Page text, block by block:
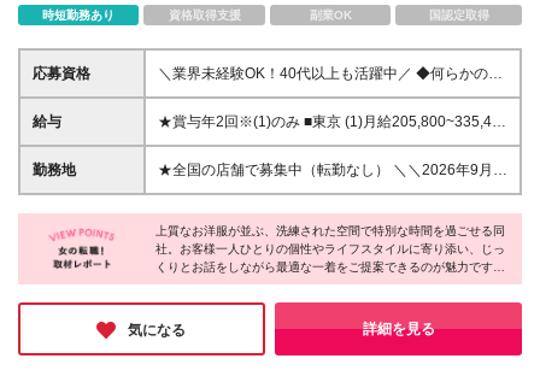
時短勤務あり
資格取得支援 副業OK 国認定取得
応募資格
＼業界未経験OK！40代以上も活躍中／ ◆何らかの接
客・販売経験をお持ちの方 ◆学歴不問 ★オープニン
グスタッフとして、店舗立ち上げフェーズもお任せで
に携わる仕事がしたい ◎やりがいを感じながら働き
たい ◎人と接することが好き ※契約の更新有（契約
給与
★賞与年2回※(1)のみ ■東京 (1)月給205,800~335,400
円 想定年収380~570万円 (2)時給1163~1430円 ■さ
いたま市 (1)月給205,800~329,100円 想定年収
1058~1400円 ■大阪市 (1)月給205,800~329,100円
想定年収380~560万円 (2)時給1114~1400円 ■大阪府
（大阪市を除く） (1)月給205,800~323,700円 想定
給191,400円~317,400円 想定年収350~530万円 (1)
時給1140円～1330円 ■札幌市・静岡県 (1)月給
183,300~312,000円 想定年収350~530万円 (2)時給
勤務地
★全国の店舗で募集中（転勤なし） ＼＼2026年9月オ
ープン予定！／／ ■浜松遠鉄店 静岡県浜松市中央区砂
山町320−2 浜松遠鉄3F ＼＼下記にてオープニング
スタッフ募集中／／ 東急吉祥寺店、新潟伊勢丹店、
札幌大丸店、三越豊田店、浦和伊勢丹店、柏高島屋
店、八戸さくら野店、草津近鉄店、川越丸広店、函館
丸井今井店、東急たまプラーザ店、日本橋三越店、神
戸阪急店、大和香林坊店が新規OPEN予定！ ≪OPEN
予定エリア≫ 札幌・函館・八戸・横浜・東京・浦
上質なお洋服が並ぶ、洗練された空間で特別な時間を過ごせる同
社。お客様一人ひとりの個性やライフスタイルに寄り添い、じっ
くりとお話をしながら最適な一着をご提案できるのが魅力です。
社員の方々もブランドへの愛着が強く、お客様に喜んでいただく
ことを心から楽しんでいらっしゃる様子が伝わってきました！好
きなブランドで長く働きたい、独立を目指したい、そんな方にぜ
ひおすすめしたい求人です！
気になる 詳細を見る